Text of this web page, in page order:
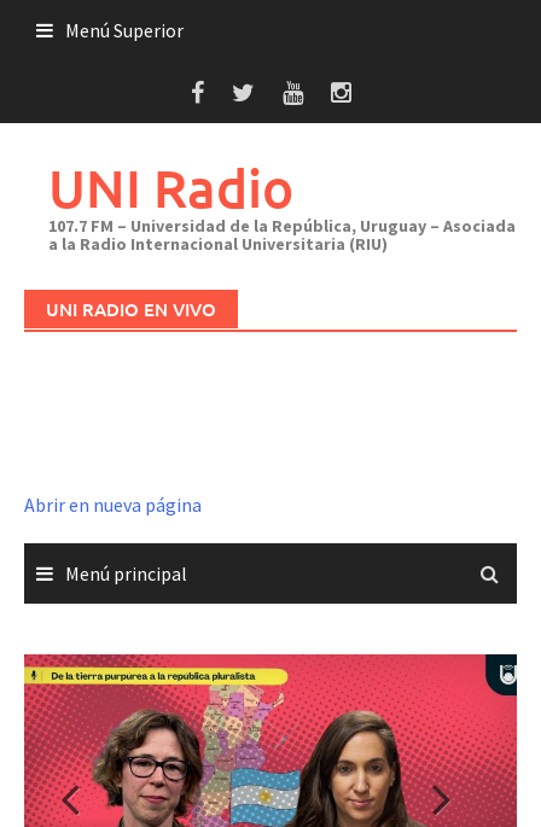
Menú Superior
UNI Radio
107.7 FM – Universidad de la República, Uruguay – Asociada
a la Radio Internacional Universitaria (RIU)
UNI RADIO EN VIVO
Abrir en nueva página
Menú principal